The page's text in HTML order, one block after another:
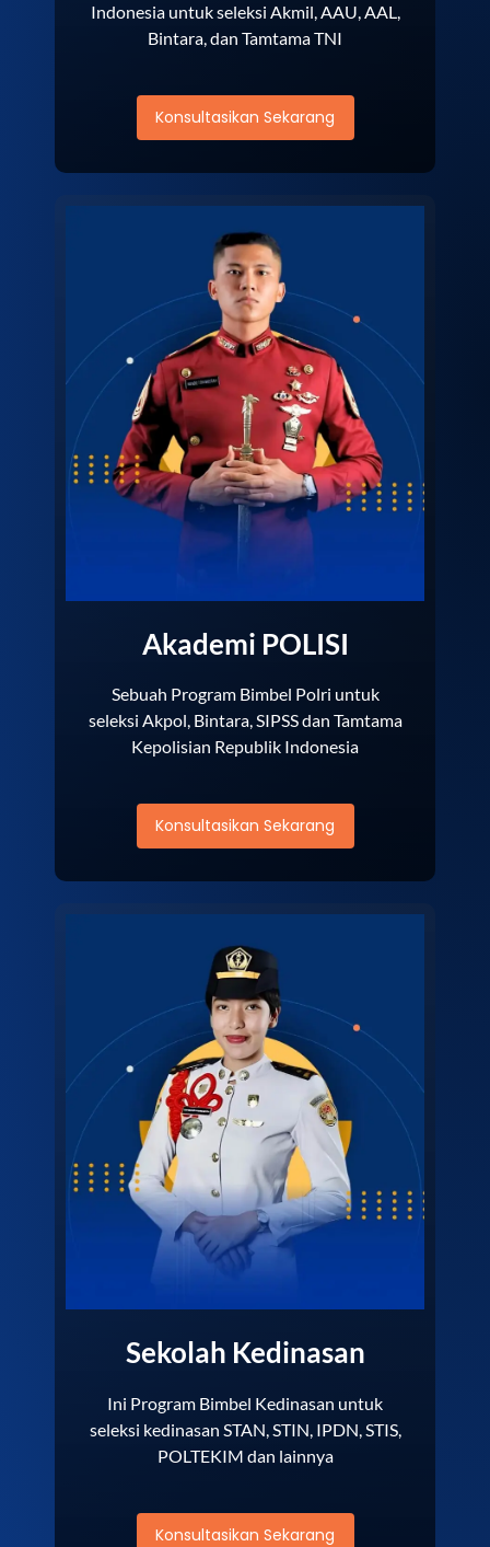
Indonesia untuk seleksi Akmil, AAU, AAL,
Bintara, dan Tamtama TNI
Konsultasikan Sekarang
Akademi POLISI
Sebuah Program Bimbel Polri untuk
seleksi Akpol, Bintara, SIPSS dan Tamtama
Kepolisian Republik Indonesia
Konsultasikan Sekarang
Sekolah Kedinasan
Ini Program Bimbel Kedinasan untuk
seleksi kedinasan STAN, STIN, IPDN, STIS,
POLTEKIM dan lainnya
Konsultasikan Sekarang